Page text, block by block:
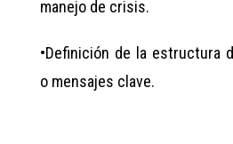
manejo de crisis.
•​Definición de la estructura
o mensajes clave.